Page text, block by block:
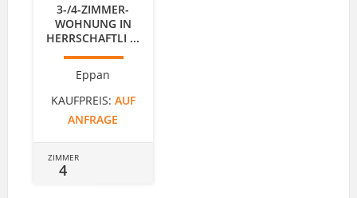
3-/4-ZIMMER-
WOHNUNG IN
HERRSCHAFTLI ...
Eppan
KAUFPREIS: AUF
ANFRAGE
ZIMMER
4